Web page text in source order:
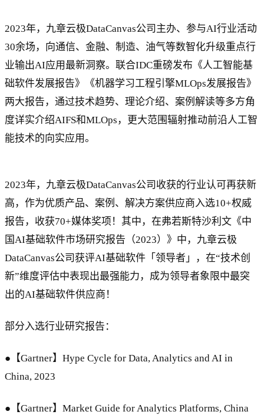
2023年，九章云极DataCanvas公司主办、参与AI行业活动
30余场，向通信、金融、制造、油气等数智化升级重点行
业输出AI应用最新洞察。联合IDC重磅发布《人工智能基
础软件发展报告》《机器学习工程引擎MLOps发展报告》
两大报告，通过技术趋势、理论介绍、案例解读等多方角
度详实介绍AIFS和MLOps，更大范围辐射推动前沿人工智
能技术的向实应用。
2023年，九章云极DataCanvas公司收获的行业认可再获新
高，作为优质产品、案例、解决方案供应商入选10+权威
报告，收获70+媒体奖项！其中，在弗若斯特沙利文《中
国AI基础软件市场研究报告（2023）》中，九章云极
DataCanvas公司获评AI基础软件「领导者」，在“技术创
新”维度评估中表现出最强能力，成为领导者象限中最突
出的AI基础软件供应商！
部分入选行业研究报告：
●【Gartner】Hype Cycle for Data, Analytics and AI in
China, 2023
●【Gartner】Market Guide for Analytics Platforms, China